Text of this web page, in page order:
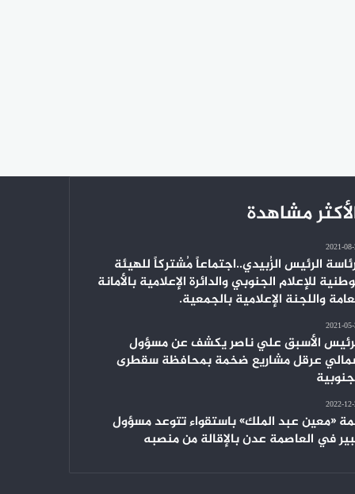
مشاهدة
2021-
الرئيس الزُبيدي..اجتماعاً مُشتركاً للهيئة
للإعلام الجنوبي والدائرة الإعلامية بالأمانة
واللجنة الإعلامية بالجمعية.
2021-
الأسبق علي ناصر يكشف عن مسؤول
عرقل مشاريع ضخمة بمحافظة سقطرى
2022-
«معين عبد الملك» باستقواء تتوعد مسؤول
في العاصمة عدن بالإقالة من منصبه